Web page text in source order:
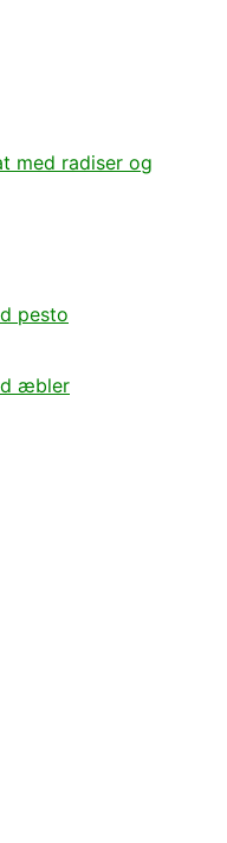
med radiser og
pesto
æbler